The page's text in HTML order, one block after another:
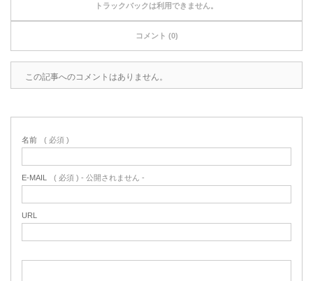
トラックバックは利用できません。
コメント (0)
この記事へのコメントはありません。
名前 ( 必須 )
E-MAIL ( 必須 ) - 公開されません -
URL